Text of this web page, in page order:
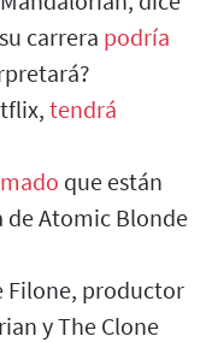
carrera podría
tendrá
que están
de Atomic Blonde
Filone, productor
y The Clone